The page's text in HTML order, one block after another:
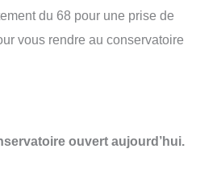
du 68 pour une prise de
vous rendre au conservatoire
ouvert aujourd’hui.